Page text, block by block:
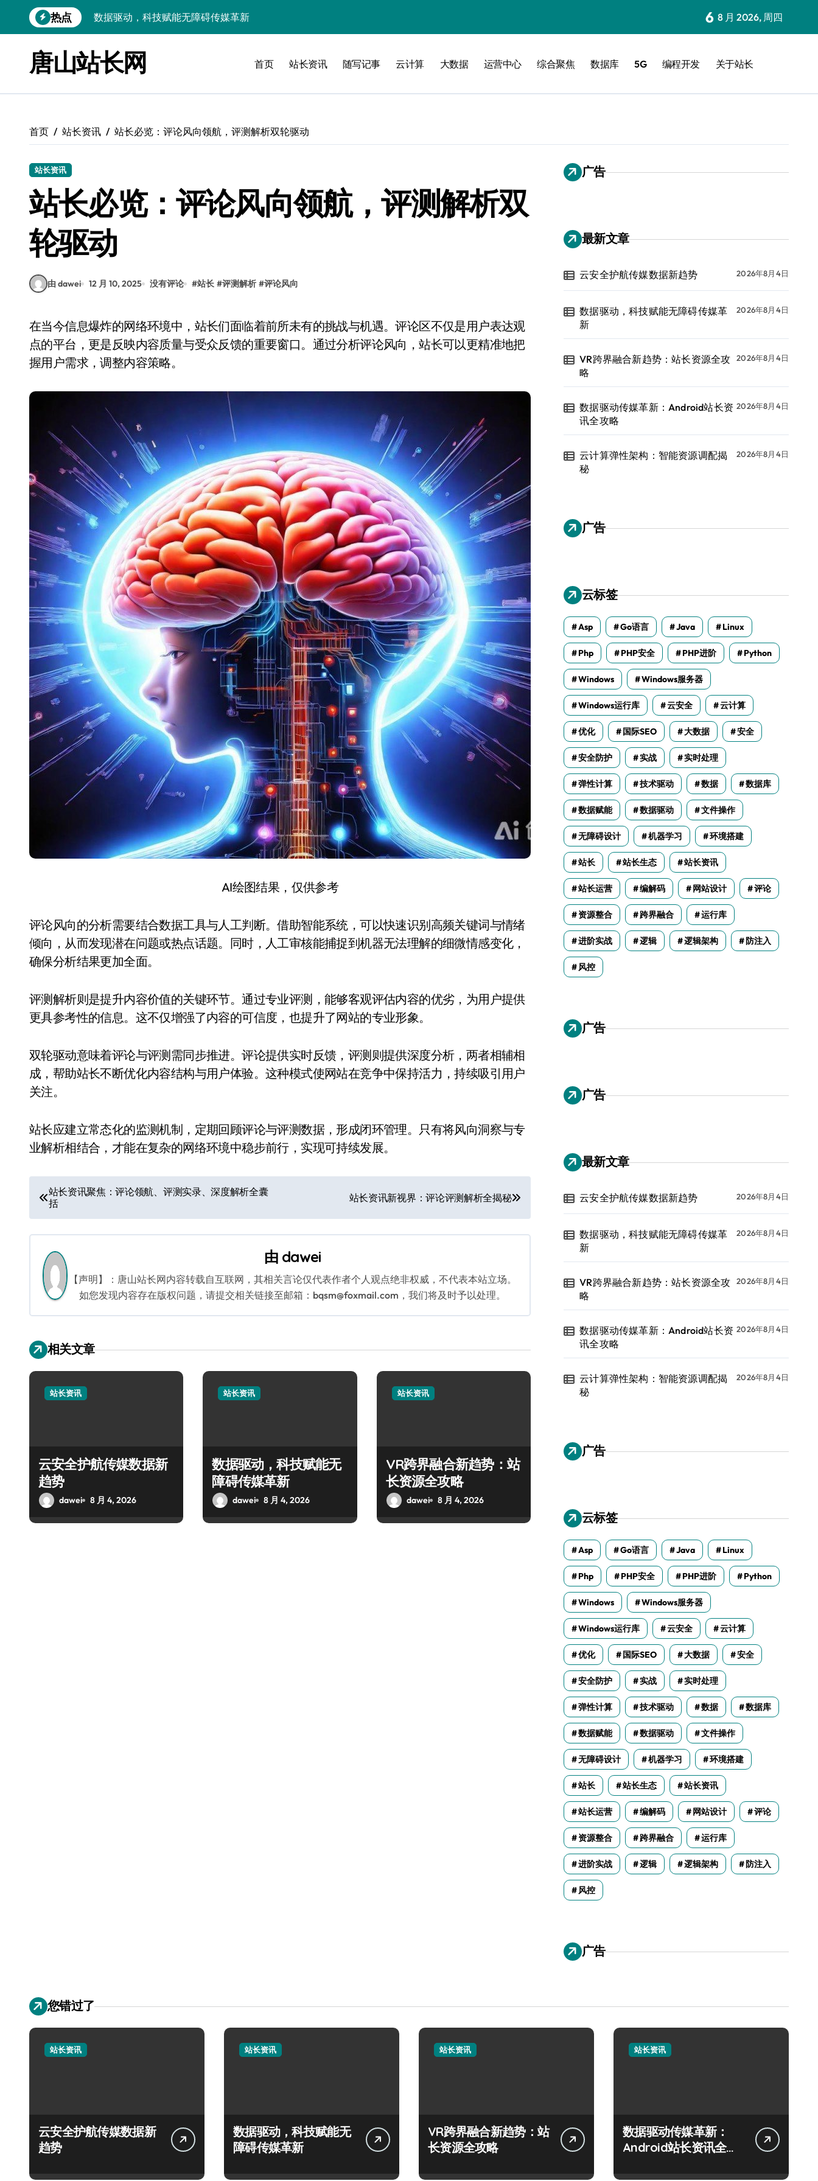
到
热点
VR跨界融合新趋势：站长资源全攻略
云计算弹性架构：智能资源调配揭秘
数据驱动传媒革新：交互优化实战解析
数据驱动下的传媒生态量子跃迁
数据驱动创新：科技赋能传媒增长
云安全护航传媒数据新趋势
6 8 月 2026, 周四
唐山站长网 首页 站长资讯 随写记事 云计算 大数据 运营中心 综合聚焦 数据库 5G 编程开发 关于站长
首页 站长资讯 站长必览：评论风向领航，评测解析双轮驱动
站长资讯
站长必览：评论风向领航，评测解析双
轮驱动
由 dawei 12 月 10, 2025 没有评论 #站长 #评测解析 #评论风向
在当今信息爆炸的网络环境中，站长们面临着前所未有的挑战与机遇。评论区不仅是用户表达观
点的平台，更是反映内容质量与受众反馈的重要窗口。通过分析评论风向，站长可以更精准地把
握用户需求，调整内容策略。
AI绘图结果，仅供参考
评论风向的分析需要结合数据工具与人工判断。借助智能系统，可以快速识别高频关键词与情绪
倾向，从而发现潜在问题或热点话题。同时，人工审核能捕捉到机器无法理解的细微情感变化，
确保分析结果更加全面。
评测解析则是提升内容价值的关键环节。通过专业评测，能够客观评估内容的优劣，为用户提供
更具参考性的信息。这不仅增强了内容的可信度，也提升了网站的专业形象。
双轮驱动意味着评论与评测需同步推进。评论提供实时反馈，评测则提供深度分析，两者相辅相
成，帮助站长不断优化内容结构与用户体验。这种模式使网站在竞争中保持活力，持续吸引用户
关注。
站长应建立常态化的监测机制，定期回顾评论与评测数据，形成闭环管理。只有将风向洞察与专
业解析相结合，才能在复杂的网络环境中稳步前行，实现可持续发展。
文
章
导
航
站长资讯聚焦：评论领航、评测实录、深度解析全囊
括
站长资讯新视界：评论评测解析全揭秘
由 dawei
【声明】：唐山站长网内容转载自互联网，其相关言论仅代表作者个人观点绝非权威，不代表本站立场。
如您发现内容存在版权问题，请提交相关链接至邮箱：bqsm@foxmail.com，我们将及时予以处理。
相关文章
站长资讯
云安全护航传媒数据新
趋势
dawei 8 月 4, 2026
站长资讯
数据驱动，科技赋能无
障碍传媒革新
dawei 8 月 4, 2026
站长资讯
VR跨界融合新趋势：站
长资源全攻略
dawei 8 月 4, 2026
广告
最新文章
云安全护航传媒数据新趋势 2026年8月4日
数据驱动，科技赋能无障碍传媒革
新
2026年8月4日
VR跨界融合新趋势：站长资源全攻
略
2026年8月4日
数据驱动传媒革新：Android站长资
讯全攻略
2026年8月4日
云计算弹性架构：智能资源调配揭
秘
2026年8月4日
广告
云标签
Asp Go语言 Java Linux
Php PHP安全 PHP进阶 Python
Windows Windows服务器
Windows运行库 云安全 云计算
优化 国际SEO 大数据 安全
安全防护 实战 实时处理
弹性计算 技术驱动 数据 数据库
数据赋能 数据驱动 文件操作
无障碍设计 机器学习 环境搭建
站长 站长生态 站长资讯
站长运营 编解码 网站设计 评论
资源整合 跨界融合 运行库
进阶实战 逻辑 逻辑架构 防注入
风控
广告
广告
最新文章
云安全护航传媒数据新趋势 2026年8月4日
数据驱动，科技赋能无障碍传媒革
新
2026年8月4日
VR跨界融合新趋势：站长资源全攻
略
2026年8月4日
数据驱动传媒革新：Android站长资
讯全攻略
2026年8月4日
云计算弹性架构：智能资源调配揭
秘
2026年8月4日
广告
云标签
Asp Go语言 Java Linux
Php PHP安全 PHP进阶 Python
Windows Windows服务器
Windows运行库 云安全 云计算
优化 国际SEO 大数据 安全
安全防护 实战 实时处理
弹性计算 技术驱动 数据 数据库
数据赋能 数据驱动 文件操作
无障碍设计 机器学习 环境搭建
站长 站长生态 站长资讯
站长运营 编解码 网站设计 评论
资源整合 跨界融合 运行库
进阶实战 逻辑 逻辑架构 防注入
风控
广告
您错过了
站长资讯
云安全护航传媒数据新
趋势
站长资讯
数据驱动，科技赋能无
障碍传媒革新
站长资讯
VR跨界融合新趋势：站
长资源全攻略
站长资讯
数据驱动传媒革新：
Android站长资讯全攻